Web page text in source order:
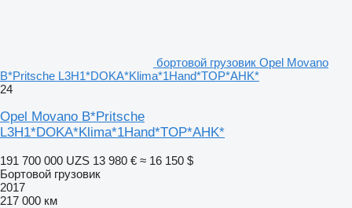
бортовой грузовик Opel Movano
B*Pritsche L3H1*DOKA*Klima*1Hand*TOP*AHK*
24
Opel Movano B*Pritsche
L3H1*DOKA*Klima*1Hand*TOP*AHK*
191 700 000 UZS 13 980 € ≈ 16 150 $
Бортовой грузовик
2017
217 000 км